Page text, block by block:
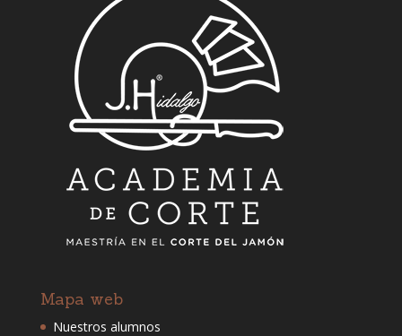
Mapa web
Nuestros alumnos